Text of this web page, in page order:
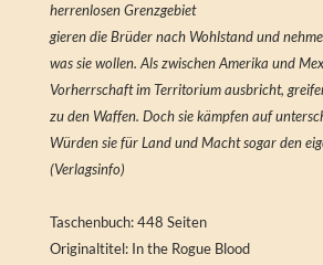
herrenlosen Grenzgebiet
gieren die Brüder nach Wohlstand und
was sie wollen. Als zwischen Amerika und
Vorherrschaft im Territorium ausbricht,
zu den Waffen. Doch sie kämpfen auf
Würden sie für Land und Macht sogar den
(Verlagsinfo)
Taschenbuch: 448 Seiten
Originaltitel: In the Rogue Blood